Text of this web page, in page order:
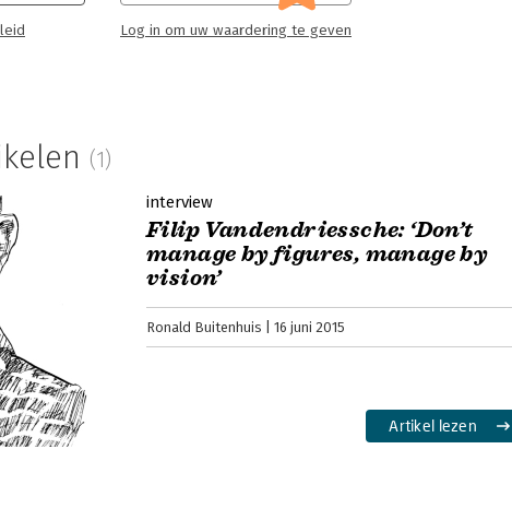
Log in om uw waardering te geven
(1)
interview
Filip Vandendriessche: ‘Don’t
manage by figures, manage by
vision’
Ronald Buitenhuis 16 juni 2015
Artikel lezen